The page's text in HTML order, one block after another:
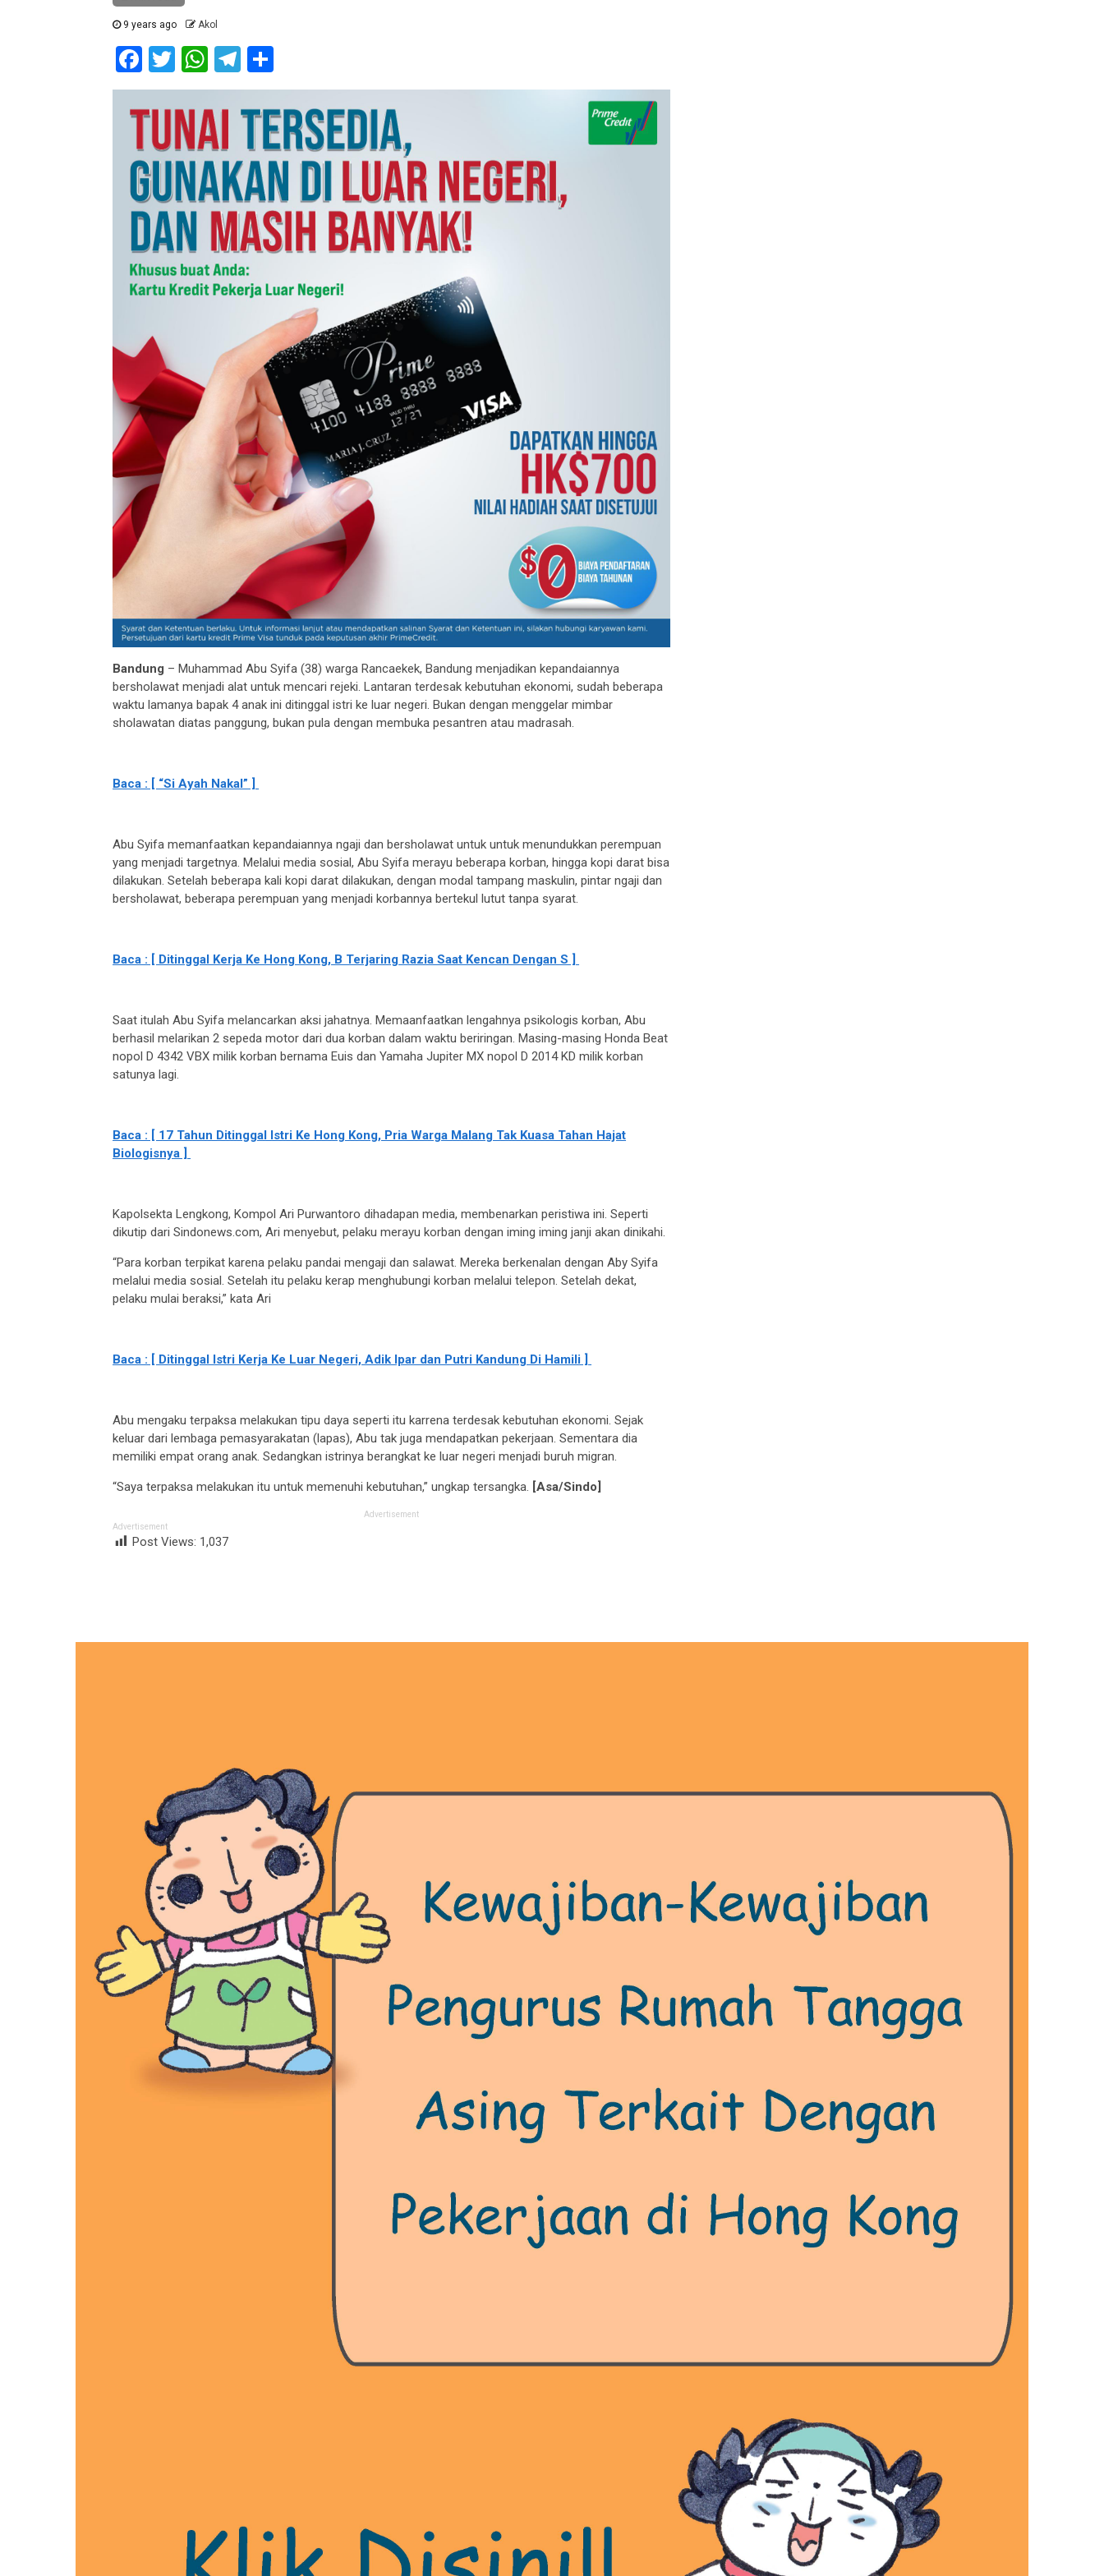
9 years ago Akol
Facebook
Twitter
WhatsApp
Telegram
Bandung – Muhammad Abu Syifa (38) warga Rancaekek, Bandung menjadikan kepandaiannya
bersholawat menjadi alat untuk mencari rejeki. Lantaran terdesak kebutuhan ekonomi, sudah beberapa
waktu lamanya bapak 4 anak ini ditinggal istri ke luar negeri. Bukan dengan menggelar mimbar
sholawatan diatas panggung, bukan pula dengan membuka pesantren atau madrasah.
Baca : [ “Si Ayah Nakal” ]
Abu Syifa memanfaatkan kepandaiannya ngaji dan bersholawat untuk untuk menundukkan perempuan
yang menjadi targetnya. Melalui media sosial, Abu Syifa merayu beberapa korban, hingga kopi darat bisa
dilakukan. Setelah beberapa kali kopi darat dilakukan, dengan modal tampang maskulin, pintar ngaji dan
bersholawat, beberapa perempuan yang menjadi korbannya bertekul lutut tanpa syarat.
Baca : [ Ditinggal Kerja Ke Hong Kong, B Terjaring Razia Saat Kencan Dengan S ]
Saat itulah Abu Syifa melancarkan aksi jahatnya. Memaanfaatkan lengahnya psikologis korban, Abu
berhasil melarikan 2 sepeda motor dari dua korban dalam waktu beriringan. Masing-masing Honda Beat
nopol D 4342 VBX milik korban bernama Euis dan Yamaha Jupiter MX nopol D 2014 KD milik korban
satunya lagi.
Baca : [ 17 Tahun Ditinggal Istri Ke Hong Kong, Pria Warga Malang Tak Kuasa Tahan Hajat
Biologisnya ]
Kapolsekta Lengkong, Kompol Ari Purwantoro dihadapan media, membenarkan peristiwa ini. Seperti
dikutip dari Sindonews.com, Ari menyebut, pelaku merayu korban dengan iming iming janji akan dinikahi.
“Para korban terpikat karena pelaku pandai mengaji dan salawat. Mereka berkenalan dengan Aby Syifa
melalui media sosial. Setelah itu pelaku kerap menghubungi korban melalui telepon. Setelah dekat,
pelaku mulai beraksi,” kata Ari
Baca : [ Ditinggal Istri Kerja Ke Luar Negeri, Adik Ipar dan Putri Kandung Di Hamili ]
Abu mengaku terpaksa melakukan tipu daya seperti itu karrena terdesak kebutuhan ekonomi. Sejak
keluar dari lembaga pemasyarakatan (lapas), Abu tak juga mendapatkan pekerjaan. Sementara dia
memiliki empat orang anak. Sedangkan istrinya berangkat ke luar negeri menjadi buruh migran.
“Saya terpaksa melakukan itu untuk memenuhi kebutuhan,” ungkap tersangka. [Asa/Sindo]
Advertisement
Advertisement
Post Views: 1,037